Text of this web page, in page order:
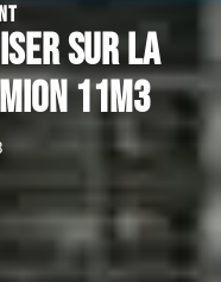
sur la
11m3